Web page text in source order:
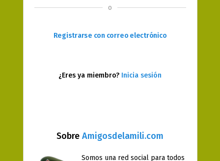
Sobre Amigosdelamili.com
Somos una red social para todos
o
Registrarse con correo electrónico
¿Eres ya miembro? Inicia sesión